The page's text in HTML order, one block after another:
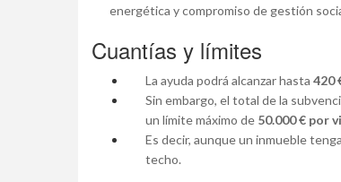
energética y compromiso de gestión
Cuantías y límites
La ayuda podrá alcanzar hasta 420
Sin embargo, el total de la
un límite máximo de 50.000 € por
Es decir, aunque un inmueble
techo.